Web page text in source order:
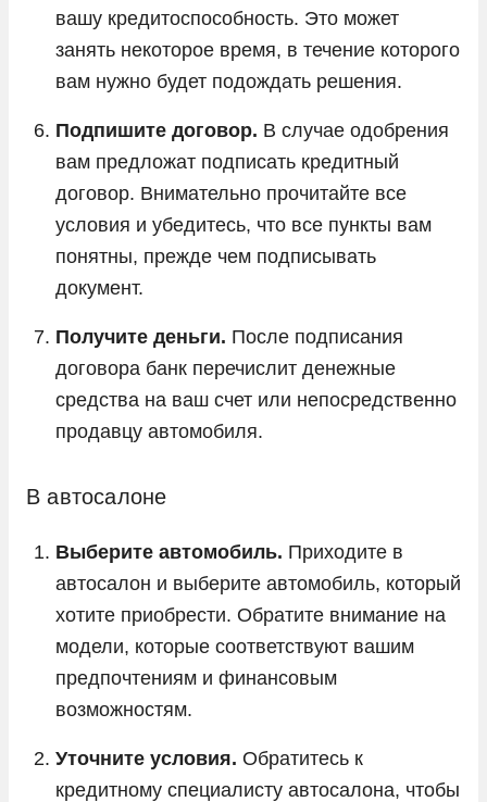
вашу кредитоспособность. Это может
занять некоторое время, в течение которого
вам нужно будет подождать решения.
Подпишите договор. В случае одобрения
вам предложат подписать кредитный
договор. Внимательно прочитайте все
условия и убедитесь, что все пункты вам
понятны, прежде чем подписывать
документ.
Получите деньги. После подписания
договора банк перечислит денежные
средства на ваш счет или непосредственно
продавцу автомобиля.
В автосалоне
Выберите автомобиль. Приходите в
автосалон и выберите автомобиль, который
хотите приобрести. Обратите внимание на
модели, которые соответствуют вашим
предпочтениям и финансовым
возможностям.
Уточните условия. Обратитесь к
кредитному специалисту автосалона, чтобы